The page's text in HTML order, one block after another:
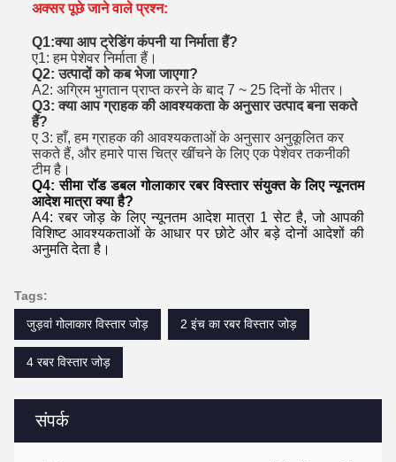
संपर्क
अक्सर पूछे जाने वाले प्रश्न:
Q1:क्या आप ट्रेडिंग कंपनी या निर्माता हैं?
ए1: हम पेशेवर निर्माता हैं।
Q2: उत्पादों को कब भेजा जाएगा?
A2: अग्रिम भुगतान प्राप्त करने के बाद 7 ~ 25 दिनों के भीतर।
Q3: क्या आप ग्राहक की आवश्यकता के अनुसार उत्पाद बना सकते
हैं?
ए 3: हाँ, हम ग्राहक की आवश्यकताओं के अनुसार अनुकूलित कर
सकते हैं, और हमारे पास चित्र खींचने के लिए एक पेशेवर तकनीकी
टीम है।
Q4: सीमा रॉड डबल गोलाकार रबर विस्तार संयुक्त के लिए न्यूनतम
आदेश मात्रा क्या है?
A4: रबर जोड़ के लिए न्यूनतम आदेश मात्रा 1 सेट है, जो आपकी
विशिष्ट आवश्यकताओं के आधार पर छोटे और बड़े दोनों आदेशों की
अनुमति देता है।
Tags:
जुड़वां गोलाकार विस्तार जोड़
2 इंच का रबर विस्तार जोड़
4 रबर विस्तार जोड़